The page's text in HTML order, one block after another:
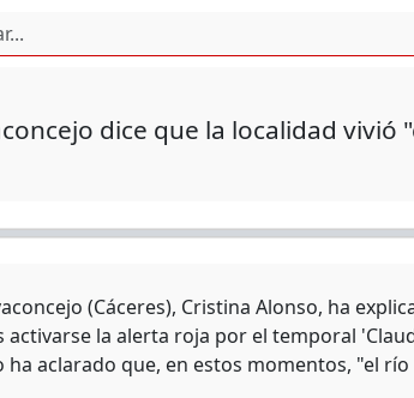
dice que la localidad
(Cáceres), Cristina Alonso, ha
la alerta roja por el temporal
ha aclarado que, en estos momentos, "el